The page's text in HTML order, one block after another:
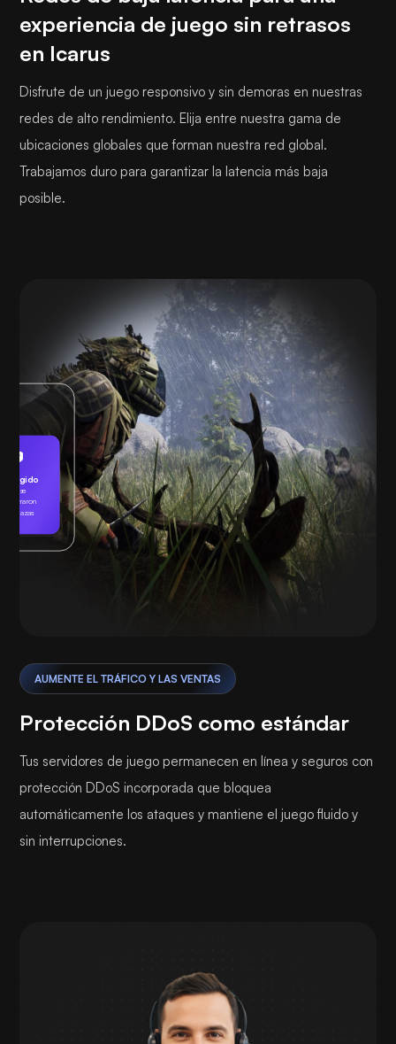
experiencia de juego sin retrasos
en Icarus
Disfrute de un juego responsivo y sin demoras en nuestras
redes de alto rendimiento. Elija entre nuestra gama de
ubicaciones globales que forman nuestra red global.
Trabajamos duro para garantizar la latencia más baja
posible.
AUMENTE EL TRÁFICO Y LAS VENTAS
Protección DDoS como estándar
Tus servidores de juego permanecen en línea y seguros con
protección DDoS incorporada que bloquea
automáticamente los ataques y mantiene el juego fluido y
sin interrupciones.
No se
amenazas